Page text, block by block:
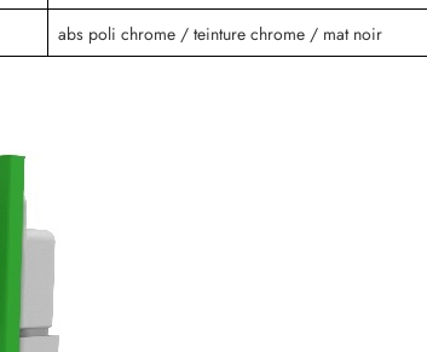
abs poli chrome / teinture chrome / mat noir